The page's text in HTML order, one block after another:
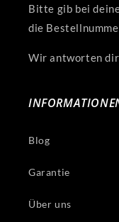
Bitte gib bei
die
Wir antworten
Blog
Garantie
Über uns